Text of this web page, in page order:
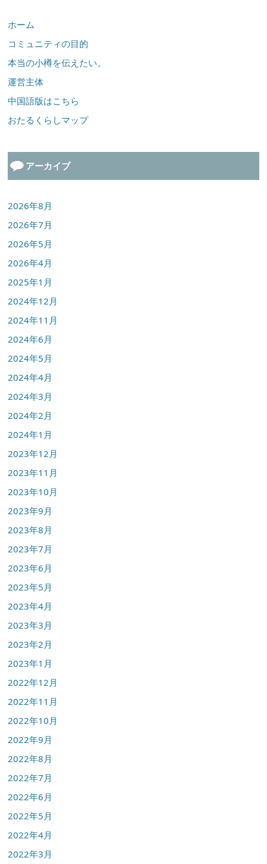
ホーム
コミュニティの目的
本当の小樽を伝えたい。
運営主体
中国語版はこちら
おたるくらしマップ
アーカイブ
2026年8月
2026年7月
2026年5月
2026年4月
2025年1月
2024年12月
2024年11月
2024年6月
2024年5月
2024年4月
2024年3月
2024年2月
2024年1月
2023年12月
2023年11月
2023年10月
2023年9月
2023年8月
2023年7月
2023年6月
2023年5月
2023年4月
2023年3月
2023年2月
2023年1月
2022年12月
2022年11月
2022年10月
2022年9月
2022年8月
2022年7月
2022年6月
2022年5月
2022年4月
2022年3月